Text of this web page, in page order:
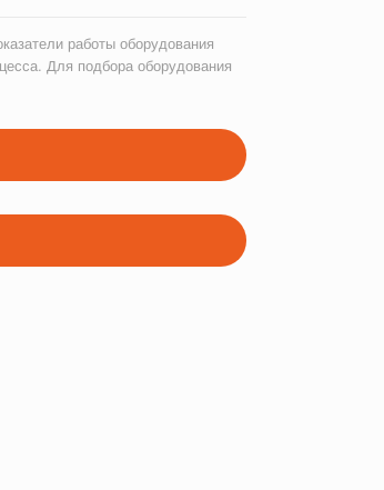
работы оборудования
Для подбора оборудования